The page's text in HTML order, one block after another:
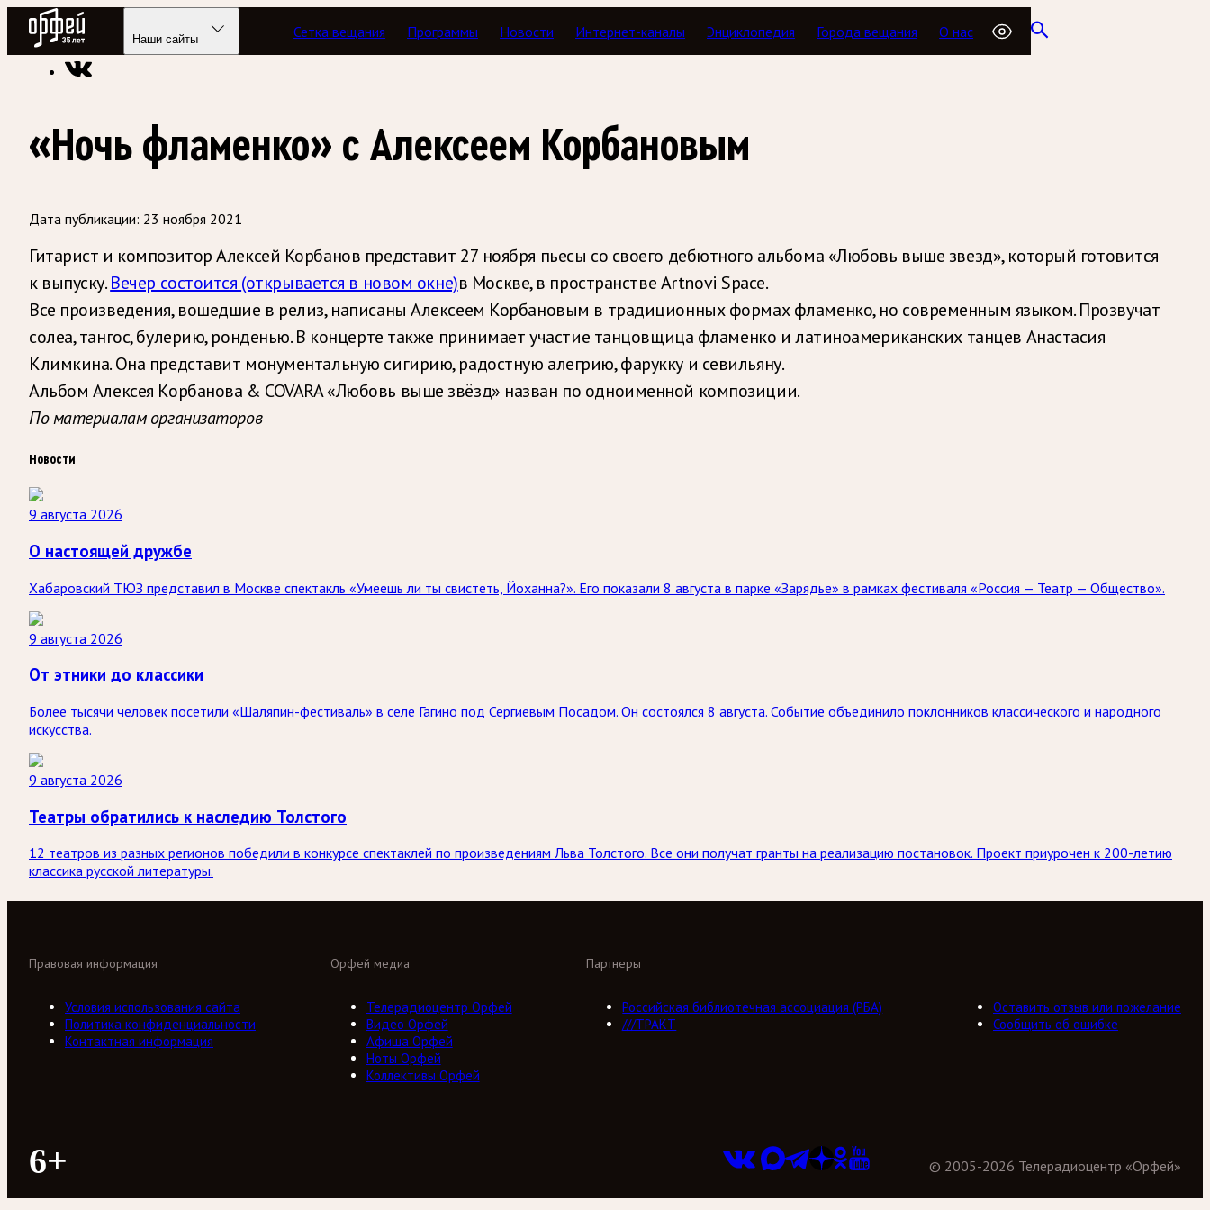
Радио Орфей
Наши сайты Сетка вещания Программы Новости Интернет-каналы Энциклопедия Города вещания О нас
Радио классической музыки «Орфей» Новости
«Ночь фламенко» с Алексеем Корбановым
Дата публикации: 23 ноября 2021
Гитарист и композитор Алексей Корбанов представит 27 ноября пьесы со своего дебютного альбома «Любовь выше звезд», который готовится
к выпуску.Вечер состоится (открывается в новом окне)в Москве, в пространстве Artnovi Space.
Все произведения, вошедшие в релиз, написаны Алексеем Корбановым в традиционных формах фламенко, но современным языком. Прозвучат
солеа, тангос, булерию, ронденью. В концерте также принимает участие танцовщица фламенко и латиноамериканских танцев Анастасия
Климкина. Она представит монументальную сигирию, радостную алегрию, фарукку и севильяну.
Альбом Алексея Корбанова & COVARA «Любовь выше звёзд» назван по одноименной композиции.
По материалам организаторов
Новости
9 августа 2026
О настоящей дружбе
Хабаровский ТЮЗ представил в Москве спектакль «Умеешь ли ты свистеть, Йоханна?». Его показали 8 августа в парке «Зарядье» в рамках фестиваля «Россия — Театр — Общество».
9 августа 2026
От этники до классики
Более тысячи человек посетили «Шаляпин-фестиваль» в селе Гагино под Сергиевым Посадом. Он состоялся 8 августа. Событие объединило поклонников классического и народного
искусства.
9 августа 2026
Театры обратились к наследию Толстого
12 театров из разных регионов победили в конкурсе спектаклей по произведениям Льва Толстого. Все они получат гранты на реализацию постановок. Проект приурочен к 200-летию
классика русской литературы.
Орфей медиа
Телерадиоцентр Орфей
Видео Орфей
Афиша Орфей
Ноты Орфей
Коллективы Орфей
Партнеры
Российская библиотечная ассоциация (РБА)
///ТРАКТ
Правовая информация
Условия использования сайта
Политика конфиденциальности
Контактная информация
Оставить отзыв или пожелание
Сообщить об ошибке
6+ © 2005-2026 Телерадиоцентр «Орфей»